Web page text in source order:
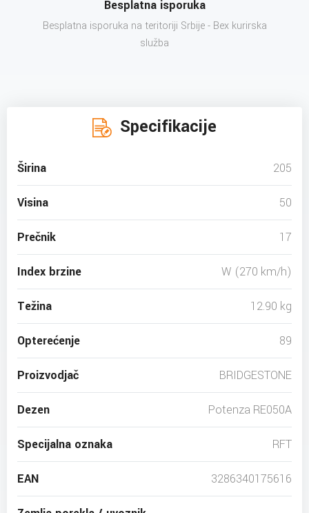
Besplatna isporuka
Besplatna isporuka na teritoriji Srbije - Bex kurirska
služba
Specifikacije
Širina 205
Visina 50
Prečnik 17
Index brzine W (270 km/h)
Težina 12.90 kg
Opterećenje 89
Proizvodjač BRIDGESTONE
Dezen Potenza RE050A
Specijalna oznaka RFT
EAN 3286340175616